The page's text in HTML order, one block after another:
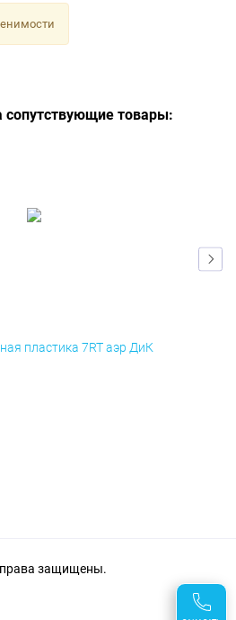
сопутствующие товары:
пластика 7RT аэр ДиК
защищены.